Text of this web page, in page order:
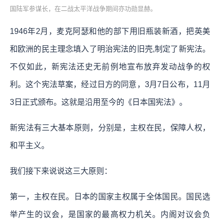
国陆军参谋长，在二战太平洋战争期间亦功勋显赫。
1946年2月，麦克阿瑟和他的部下用旧瓶装新酒，把英美
和欧洲的民主理念填入了明治宪法的旧壳,制定了新宪法。
不仅如此，新宪法还史无前例地宣布放弃发动战争的权
利。这个宪法草案，经过日方的同意，3月7日公布，11月
3日正式颁布。这就是沿用至今的《日本国宪法》。
新宪法有三大基本原则，分别是，主权在民，保障人权，
和平主义。
我们接下来说说这三大原则：
第一，主权在民。日本的国家主权属于全体国民。国民选
举产生的议会，是国家的最高权力机关。内阁对议会负